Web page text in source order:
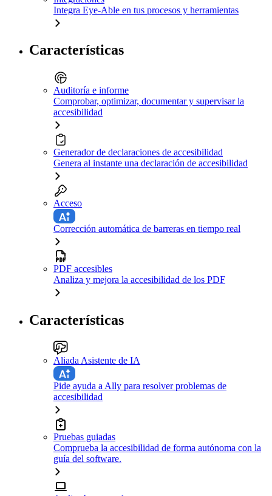
Integra Eye-Able en tus procesos y herramientas
Características
Auditoría e informe
Comprobar, optimizar, documentar y supervisar la
accesibilidad
Generador de declaraciones de accesibilidad
Genera al instante una declaración de accesibilidad
Acceso
Corrección automática de barreras en tiempo real
PDF accesibles
Analiza y mejora la accesibilidad de los PDF
Características
Aliada Asistente de IA
Pide ayuda a Ally para resolver problemas de
accesibilidad
Pruebas guiadas
Comprueba la accesibilidad de forma autónoma con la
guía del software.